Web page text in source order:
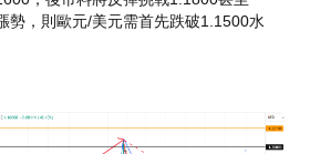
勢，則歐元/美元需首先跌破1.1500水